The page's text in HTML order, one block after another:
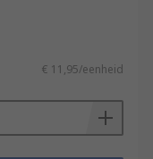
€ 11,95/eenheid